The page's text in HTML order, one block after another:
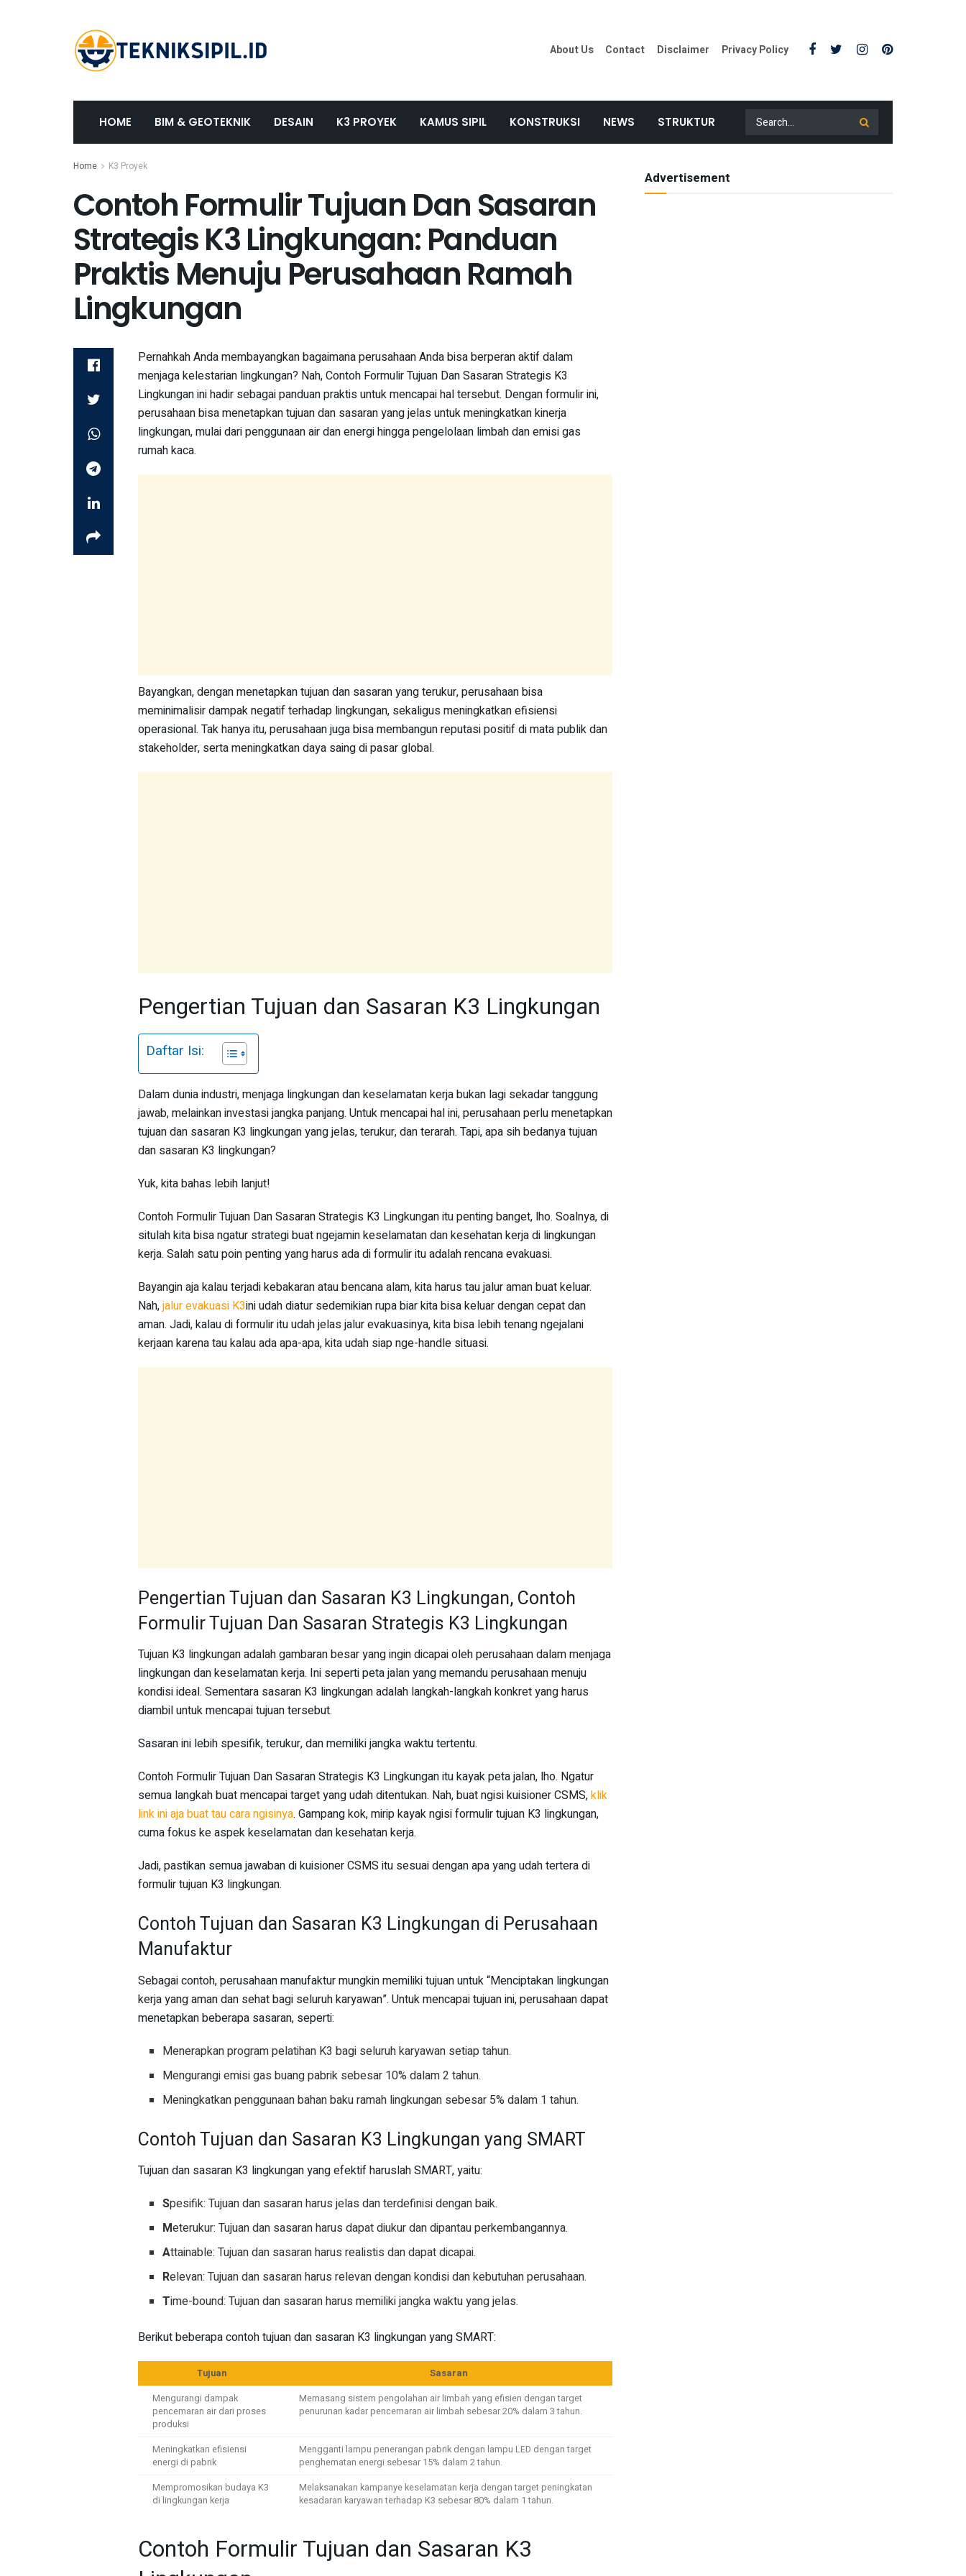
About Us Contact Disclaimer Privacy Policy
HOME BIM & GEOTEKNIK DESAIN K3 PROYEK KAMUS SIPIL KONSTRUKSI NEWS STRUKTUR
Home K3 Proyek
Contoh Formulir Tujuan Dan Sasaran
Strategis K3 Lingkungan: Panduan
Praktis Menuju Perusahaan Ramah
Lingkungan
Pernahkah Anda membayangkan bagaimana perusahaan Anda bisa berperan aktif dalam
menjaga kelestarian lingkungan? Nah, Contoh Formulir Tujuan Dan Sasaran Strategis K3
Lingkungan ini hadir sebagai panduan praktis untuk mencapai hal tersebut. Dengan formulir ini,
perusahaan bisa menetapkan tujuan dan sasaran yang jelas untuk meningkatkan kinerja
lingkungan, mulai dari penggunaan air dan energi hingga pengelolaan limbah dan emisi gas
rumah kaca.
Bayangkan, dengan menetapkan tujuan dan sasaran yang terukur, perusahaan bisa
meminimalisir dampak negatif terhadap lingkungan, sekaligus meningkatkan efisiensi
operasional. Tak hanya itu, perusahaan juga bisa membangun reputasi positif di mata publik dan
stakeholder, serta meningkatkan daya saing di pasar global.
Pengertian Tujuan dan Sasaran K3 Lingkungan
Daftar Isi:
Dalam dunia industri, menjaga lingkungan dan keselamatan kerja bukan lagi sekadar tanggung
jawab, melainkan investasi jangka panjang. Untuk mencapai hal ini, perusahaan perlu menetapkan
tujuan dan sasaran K3 lingkungan yang jelas, terukur, dan terarah. Tapi, apa sih bedanya tujuan
dan sasaran K3 lingkungan?
Yuk, kita bahas lebih lanjut!
Contoh Formulir Tujuan Dan Sasaran Strategis K3 Lingkungan itu penting banget, lho. Soalnya, di
situlah kita bisa ngatur strategi buat ngejamin keselamatan dan kesehatan kerja di lingkungan
kerja. Salah satu poin penting yang harus ada di formulir itu adalah rencana evakuasi.
Bayangin aja kalau terjadi kebakaran atau bencana alam, kita harus tau jalur aman buat keluar.
Nah,jalur evakuasi K3ini udah diatur sedemikian rupa biar kita bisa keluar dengan cepat dan
aman. Jadi, kalau di formulir itu udah jelas jalur evakuasinya, kita bisa lebih tenang ngejalani
kerjaan karena tau kalau ada apa-apa, kita udah siap nge-handle situasi.
Pengertian Tujuan dan Sasaran K3 Lingkungan, Contoh
Formulir Tujuan Dan Sasaran Strategis K3 Lingkungan
Tujuan K3 lingkungan adalah gambaran besar yang ingin dicapai oleh perusahaan dalam menjaga
lingkungan dan keselamatan kerja. Ini seperti peta jalan yang memandu perusahaan menuju
kondisi ideal. Sementara sasaran K3 lingkungan adalah langkah-langkah konkret yang harus
diambil untuk mencapai tujuan tersebut.
Sasaran ini lebih spesifik, terukur, dan memiliki jangka waktu tertentu.
Contoh Formulir Tujuan Dan Sasaran Strategis K3 Lingkungan itu kayak peta jalan, lho. Ngatur
semua langkah buat mencapai target yang udah ditentukan. Nah, buat ngisi kuisioner CSMS,klik
link ini aja buat tau cara ngisinya. Gampang kok, mirip kayak ngisi formulir tujuan K3 lingkungan,
cuma fokus ke aspek keselamatan dan kesehatan kerja.
Jadi, pastikan semua jawaban di kuisioner CSMS itu sesuai dengan apa yang udah tertera di
formulir tujuan K3 lingkungan.
Contoh Tujuan dan Sasaran K3 Lingkungan di Perusahaan
Manufaktur
Sebagai contoh, perusahaan manufaktur mungkin memiliki tujuan untuk “Menciptakan lingkungan
kerja yang aman dan sehat bagi seluruh karyawan”. Untuk mencapai tujuan ini, perusahaan dapat
menetapkan beberapa sasaran, seperti:
Menerapkan program pelatihan K3 bagi seluruh karyawan setiap tahun.
Mengurangi emisi gas buang pabrik sebesar 10% dalam 2 tahun.
Meningkatkan penggunaan bahan baku ramah lingkungan sebesar 5% dalam 1 tahun.
Contoh Tujuan dan Sasaran K3 Lingkungan yang SMART
Tujuan dan sasaran K3 lingkungan yang efektif haruslah SMART, yaitu:
Spesifik: Tujuan dan sasaran harus jelas dan terdefinisi dengan baik.
Meterukur: Tujuan dan sasaran harus dapat diukur dan dipantau perkembangannya.
Attainable: Tujuan dan sasaran harus realistis dan dapat dicapai.
Relevan: Tujuan dan sasaran harus relevan dengan kondisi dan kebutuhan perusahaan.
Time-bound: Tujuan dan sasaran harus memiliki jangka waktu yang jelas.
Berikut beberapa contoh tujuan dan sasaran K3 lingkungan yang SMART:
Tujuan
Sasaran
Mengurangi dampak
pencemaran air dari proses
produksi
Memasang sistem pengolahan air limbah yang efisien dengan target
penurunan kadar pencemaran air limbah sebesar 20% dalam 3 tahun.
Meningkatkan efisiensi
energi di pabrik
Mengganti lampu penerangan pabrik dengan lampu LED dengan target
penghematan energi sebesar 15% dalam 2 tahun.
Mempromosikan budaya K3
di lingkungan kerja
Melaksanakan kampanye keselamatan kerja dengan target peningkatan
kesadaran karyawan terhadap K3 sebesar 80% dalam 1 tahun.
Contoh Formulir Tujuan dan Sasaran K3
Advertisement